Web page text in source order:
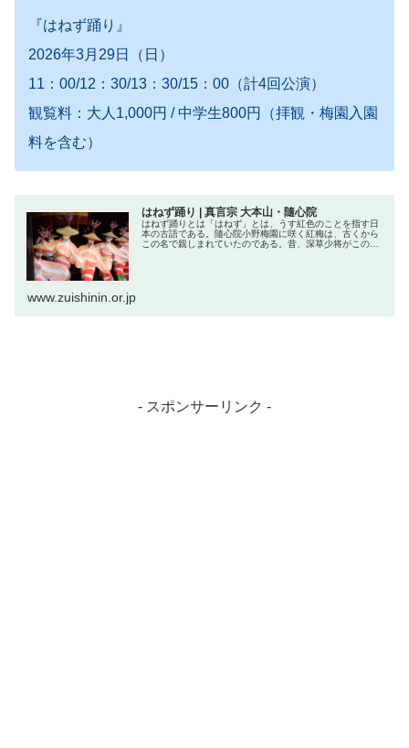
『はねず踊り』
2026年3月29日（日）
11：00/12：30/13：30/15：00（計4回公演）
観覧料：大人1,000円 / 中学生800円（拝観・梅園入園
料を含む）
はねず踊り | 真言宗 大本山・隨心院
はねず踊りとは「はねず」とは、うす紅色のことを指す日
本の古語である。隨心院小野梅園に咲く紅梅は、古くから
この名で親しまれていたのである。昔、深草少将がこの地
www.zuishinin.or.jp
- スポンサーリンク -